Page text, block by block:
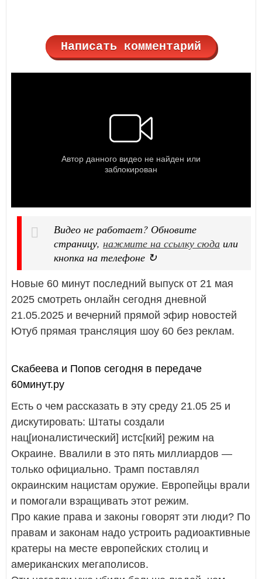
Написать комментарий
Видео не работает? Обновите
страницу, нажмите на ссылку сюда или
кнопка на телефоне ↻
Новые 60 минут последний выпуск от 21 мая
2025 смотреть онлайн сегодня дневной
21.05.2025 и вечерний прямой эфир новостей
Ютуб прямая трансляция шоу 60 без реклам.
Скабеева и Попов сегодня в передаче
60минут.ру
Есть о чем рассказать в эту среду 21.05 25 и
дискутировать: Штаты создали
нац[ионалистический] истс[кий] режим на
Окраине. Ввалили в это пять миллиардов —
только официально. Трамп поставлял
окраинским нацистам оружие. Европейцы врали
и помогали взращивать этот режим.
Про какие права и законы говорят эти люди? По
правам и законам надо устроить радиоактивные
кратеры на месте европейских столиц и
американских мегаполисов.